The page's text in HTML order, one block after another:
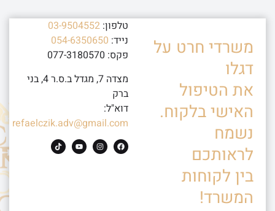
משרדי חרט על
דגלו
את הטיפול
האישי בלקוח.
נשמח
לראותכם
בין לקוחות
המשרד!
טלפון: 03-9504552
נייד: 054-6350650
פקס: 077-3180570
מצדה 7, מגדל ב.ס.ר 4, בני
ברק
דוא"ל:
refaelczik.adv@gmail.com